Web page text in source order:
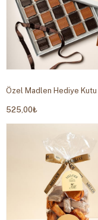
525,00₺